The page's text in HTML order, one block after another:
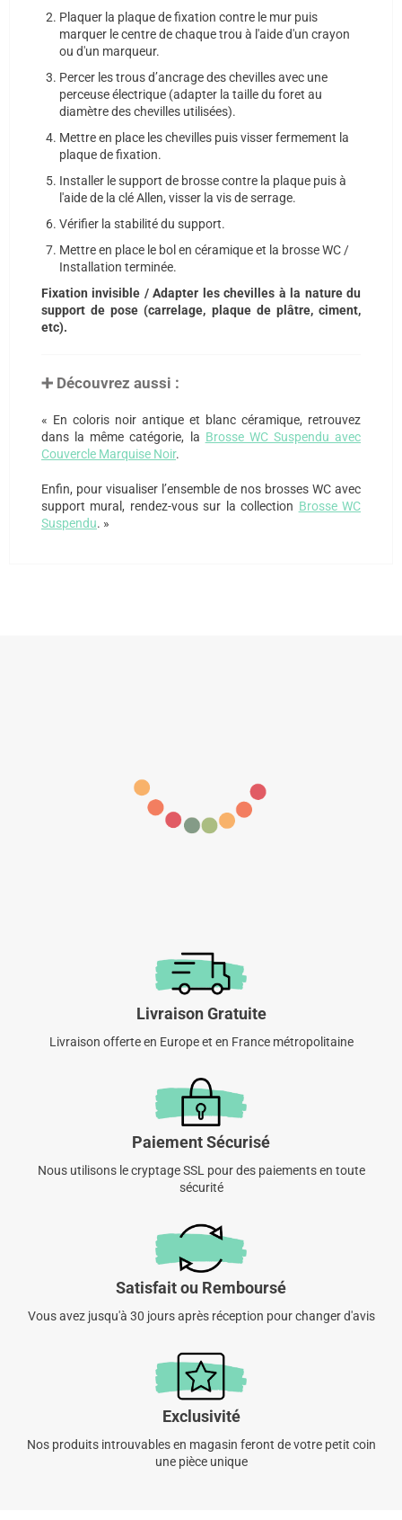
Plaquer la plaque de fixation contre le mur puis
marquer le centre de chaque trou à l'aide d'un crayon
ou d'un marqueur.
Percer les trous d’ancrage des chevilles avec une
perceuse électrique (adapter la taille du foret au
diamètre des chevilles utilisées).
Mettre en place les chevilles puis visser fermement la
plaque de fixation.
Installer le support de brosse contre la plaque puis à
l'aide de la clé Allen, visser la vis de serrage.
Vérifier la stabilité du support.
Mettre en place le bol en céramique et la brosse WC /
Installation terminée.
Fixation invisible / Adapter les chevilles à la nature du
support de pose (carrelage, plaque de plâtre, ciment,
etc).
➕ Découvrez aussi :
« En coloris noir antique et blanc céramique, retrouvez
dans la même catégorie, la Brosse WC Suspendu avec
Couvercle Marquise Noir.
Enfin, pour visualiser l’ensemble de nos brosses WC avec
support mural, rendez-vous sur la collection Brosse WC
Suspendu. »
Livraison Gratuite
Livraison offerte en Europe et en France métropolitaine
Paiement Sécurisé
Nous utilisons le cryptage SSL pour des paiements en toute
sécurité
Satisfait ou Remboursé
Vous avez jusqu'à 30 jours après réception pour changer d'avis
Exclusivité
Nos produits introuvables en magasin feront de votre petit coin
une pièce unique